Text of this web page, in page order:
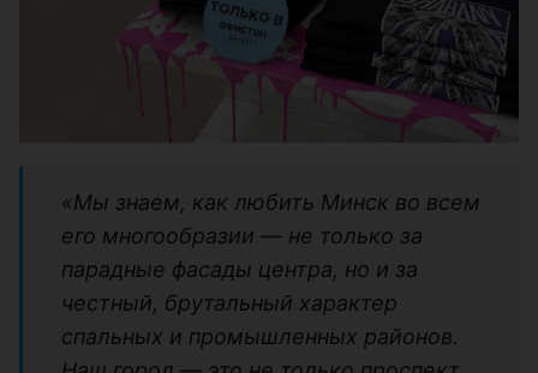
«Мы знаем, как любить Минск во всем
его многообразии — не только за
парадные фасады центра, но и за
честный, брутальный характер
спальных и промышленных районов.